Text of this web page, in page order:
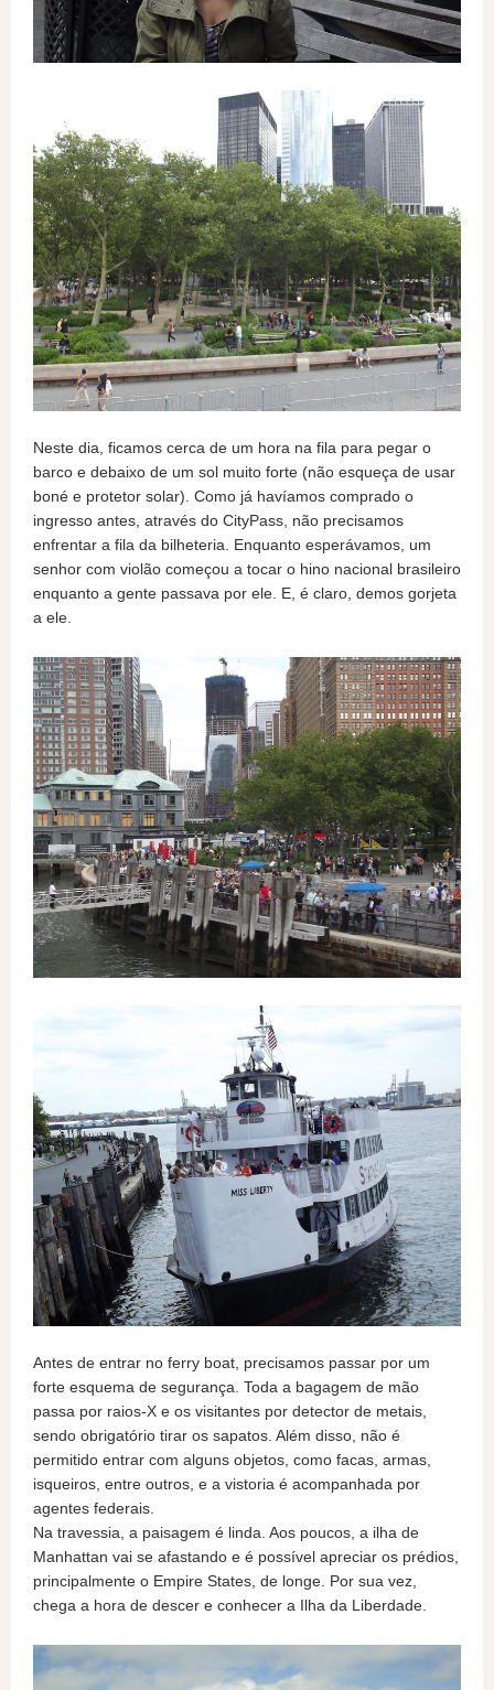
Neste dia, ficamos cerca de um hora na fila para pegar o
barco e debaixo de um sol muito forte (não esqueça de usar
boné e protetor solar). Como já havíamos comprado o
ingresso antes, através do CityPass, não precisamos
enfrentar a fila da bilheteria. Enquanto esperávamos, um
senhor com violão começou a tocar o hino nacional brasileiro
enquanto a gente passava por ele. E, é claro, demos gorjeta
a ele.
Antes de entrar no ferry boat, precisamos passar por um
forte esquema de segurança. Toda a bagagem de mão
passa por raios-X e os visitantes por detector de metais,
sendo obrigatório tirar os sapatos. Além disso, não é
permitido entrar com alguns objetos, como facas, armas,
isqueiros, entre outros, e a vistoria é acompanhada por
agentes federais.
Na travessia, a paisagem é linda. Aos poucos, a ilha de
Manhattan vai se afastando e é possível apreciar os prédios,
principalmente o Empire States, de longe. Por sua vez,
chega a hora de descer e conhecer a Ilha da Liberdade.